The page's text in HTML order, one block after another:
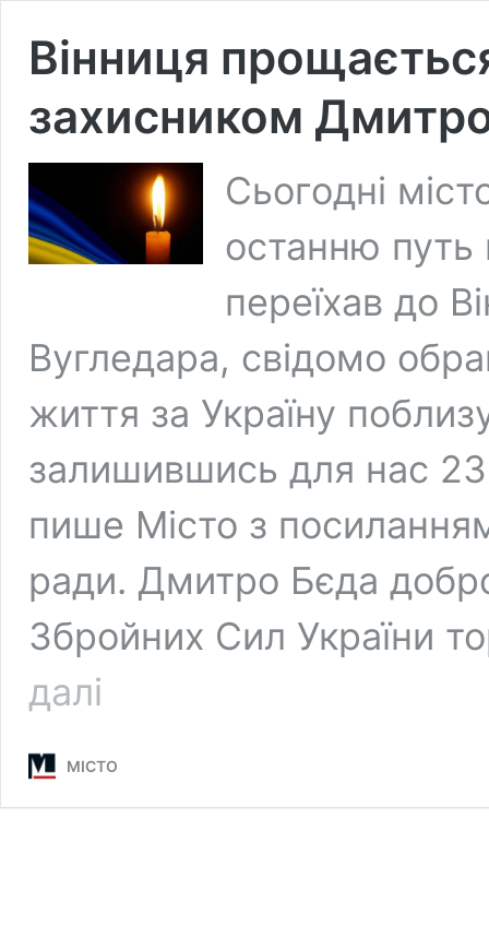
Вінниця
захисником
Сьогодні
останню путь
переїхав до
Вугледара, свідомо
життя за Україну
залишившись для нас
пише Місто з
ради. Дмитро Бєда
Збройних Сил України
далі
річним
Дмитром
МІСТО